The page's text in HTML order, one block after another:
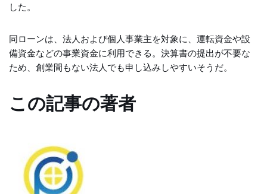
した。
同ローンは、法人および個人事業主を対象に、運転資金や設
備資金などの事業資金に利用できる。決算書の提出が不要な
ため、創業間もない法人でも申し込みしやすいそうだ。
この記事の著者